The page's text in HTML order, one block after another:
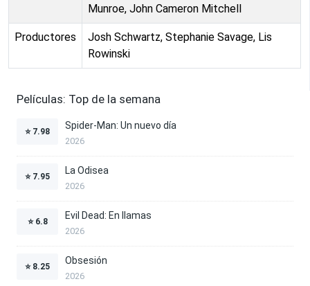
Munroe, John Cameron Mitchell
Productores
Josh Schwartz, Stephanie Savage, Lis
Rowinski
Películas: Top de la semana
⭐ 7.98
Spider-Man: Un nuevo día
2026
⭐ 7.95
La Odisea
2026
⭐ 6.8
Evil Dead: En llamas
2026
⭐ 8.25
Obsesión
2026